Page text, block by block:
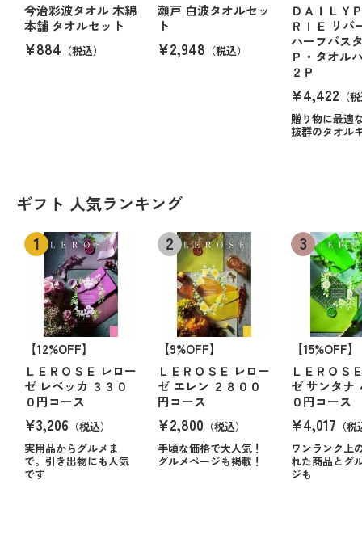
今治彩波タオル 木綿
本舗 タオルセット
¥884 （税込）
瀬戸 白波タオルセッ
ト
¥2,948 （税込）
ＤＡＩＬＹ
ＲＩＥ リバ
ハーフバス
Ｐ・タオル
２Ｐ
¥4,422 （
贈り物に最適
抜群のタオル
ギフト 人気ランキング
【12%OFF】
ＬＥＲＯＳＥ レロー
ゼ レベッカ ３３０
０円コース
¥3,206 （税込）
実用品からグルメま
で。引き出物にも人気
です
【9%OFF】
ＬＥＲＯＳＥ レロー
ゼ エレン ２８００
円コース
¥2,800 （税込）
手頃な価格で大人気！
グルメページも掲載！
【15%OFF】
ＬＥＲＯＳ
ゼ サンタナ
０円コース
¥4,017 （
ワンランク上
れた商品とグ
ジも